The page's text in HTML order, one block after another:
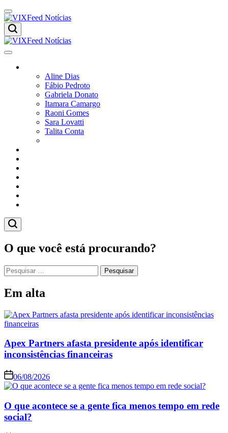
Aline Dias
Fábio Pedroto
Gabriela Donato
Itamara Camargo
Raoni Gomes
Sara Lovatti
Talita Conta
O que você está procurando?
Em alta
Apex Partners afasta presidente após identificar
inconsistências financeiras
06/08/2026
O que acontece se a gente fica menos tempo em rede
social?